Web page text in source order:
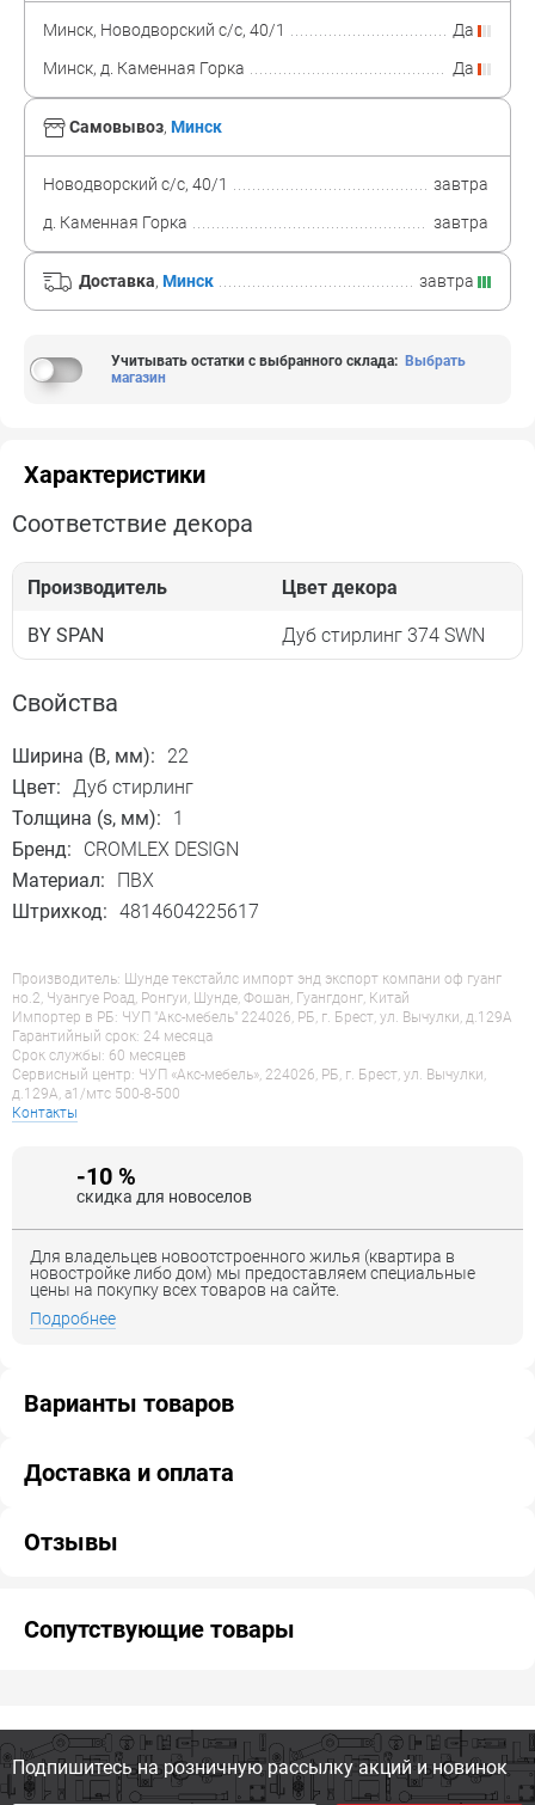
Самовывоз, Минск
Новодворский с/с, 40/1
завтра
д. Каменная Горка
завтра
Доставка, Минск завтра
Минск, Новодворский с/с, 40/1
Да
Минск, д. Каменная Горка
Да
Учитывать остатки с выбранного склада: Выбрать
магазин
Характеристики
Соответствие декора
Производитель Цвет декора
BY SPAN Дуб стирлинг 374 SWN
Свойства
Ширина (B, мм):
22
Цвет: Дуб стирлинг
Толщина (s, мм):
1
Бренд:
CROMLEX DESIGN
Материал:
ПВХ
Штрихкод: 4814604225617
Производитель: Шунде текстайлс импорт энд экспорт компани оф гуанг
но.2, Чуангуе Роад, Ронгуи, Шунде, Фошан, Гуангдонг, Китай
Импортер в РБ: ЧУП "Акс-мебель" 224026, РБ, г. Брест, ул. Вычулки, д.129А
Гарантийный срок: 24 месяца
Срок службы: 60 месяцев
Сервисный центр: ЧУП «Акс-мебель», 224026, РБ, г. Брест, ул. Вычулки,
д.129А, a1/мтс 500-8-500
Контакты
-10 %
скидка для новоселов
Для владельцев новоотстроенного жилья (квартира в
новостройке либо дом) мы предоставляем специальные
цены на покупку всех товаров на сайте.
Подробнее
Варианты товаров
Доставка и оплата
Отзывы
Сопутствующие товары
Подпишитесь на розничную рассылку акций и новинок